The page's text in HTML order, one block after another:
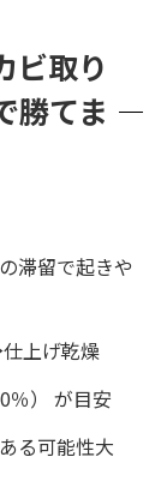
ビ取り
勝てま
滞留で起きや
上げ乾燥
％） が目安
る可能性大